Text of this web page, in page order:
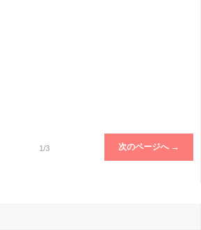
1/3 次のページへ →